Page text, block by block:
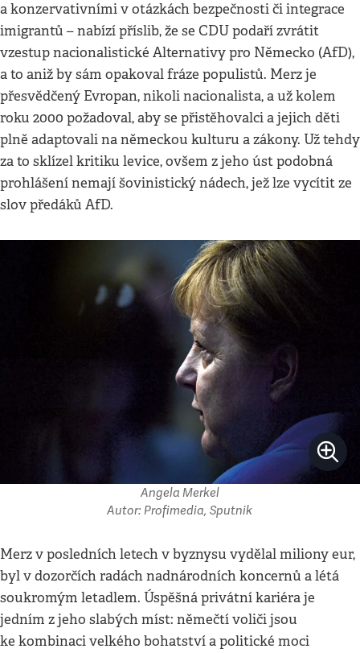
a konzervativními v otázkách bezpečnosti či integrace
imigrantů – nabízí příslib, že se CDU podaří zvrátit
vzestup nacionalistické Alternativy pro Německo (AfD),
a to aniž by sám opakoval fráze populistů. Merz je
přesvědčený Evropan, nikoli nacionalista, a už kolem
roku 2000 požadoval, aby se přistěhovalci a jejich děti
plně adaptovali na německou kulturu a zákony. Už tehdy
za to sklízel kritiku levice, ovšem z jeho úst podobná
prohlášení nemají šovinistický nádech, jež lze vycítit ze
slov předáků AfD.
Angela Merkel
Autor: Profimedia, Sputnik
Merz v posledních letech v byznysu vydělal miliony eur,
byl v dozorčích radách nadnárodních koncernů a létá
soukromým letadlem. Úspěšná privátní kariéra je
jedním z jeho slabých míst: němečtí voliči jsou
ke kombinaci velkého bohatství a politické moci